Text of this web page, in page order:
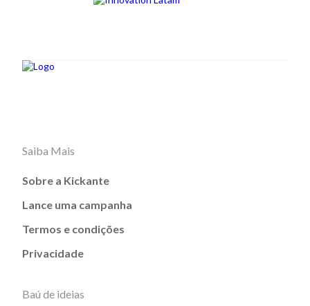
Saiba Mais
Sobre a Kickante
Lance uma campanha
Termos e condições
Privacidade
Baú de ideias